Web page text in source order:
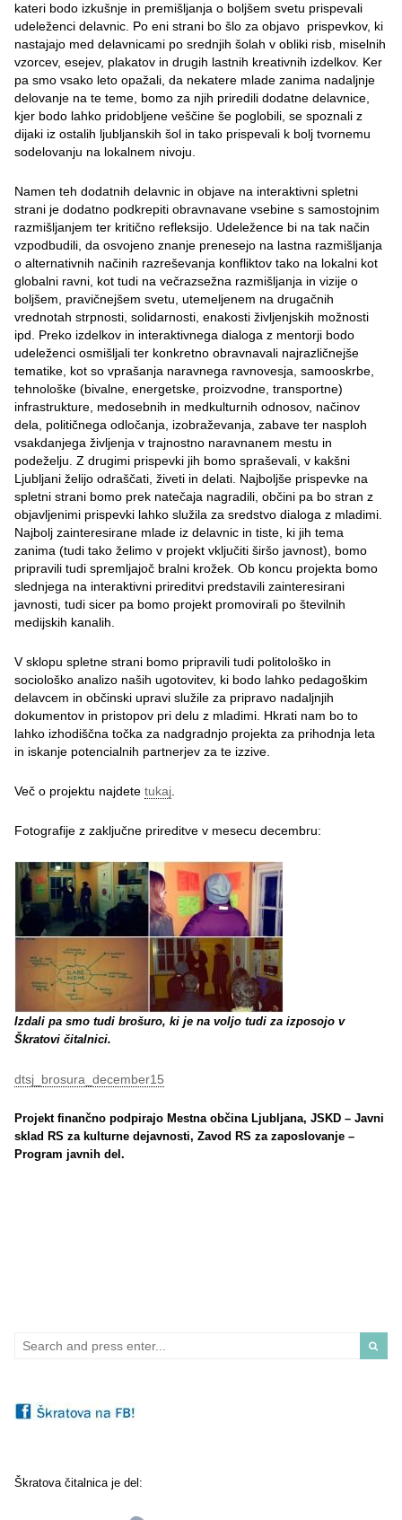
kateri bodo izkušnje in premišljanja o boljšem svetu prispevali
udeleženci delavnic. Po eni strani bo šlo za objavo prispevkov, ki
nastajajo med delavnicami po srednjih šolah v obliki risb, miselnih
vzorcev, esejev, plakatov in drugih lastnih kreativnih izdelkov. Ker
pa smo vsako leto opažali, da nekatere mlade zanima nadaljnje
delovanje na te teme, bomo za njih priredili dodatne delavnice,
kjer bodo lahko pridobljene veščine še poglobili, se spoznali z
dijaki iz ostalih ljubljanskih šol in tako prispevali k bolj tvornemu
sodelovanju na lokalnem nivoju.
Namen teh dodatnih delavnic in objave na interaktivni spletni
strani je dodatno podkrepiti obravnavane vsebine s samostojnim
razmišljanjem ter kritično refleksijo. Udeležence bi na tak način
vzpodbudili, da osvojeno znanje prenesejo na lastna razmišljanja
o alternativnih načinih razreševanja konfliktov tako na lokalni kot
globalni ravni, kot tudi na večrazsežna razmišljanja in vizije o
boljšem, pravičnejšem svetu, utemeljenem na drugačnih
vrednotah strpnosti, solidarnosti, enakosti življenjskih možnosti
ipd. Preko izdelkov in interaktivnega dialoga z mentorji bodo
udeleženci osmišljali ter konkretno obravnavali najrazličnejše
tematike, kot so vprašanja naravnega ravnovesja, samooskrbe,
tehnološke (bivalne, energetske, proizvodne, transportne)
infrastrukture, medosebnih in medkulturnih odnosov, načinov
dela, političnega odločanja, izobraževanja, zabave ter nasploh
vsakdanjega življenja v trajnostno naravnanem mestu in
podeželju. Z drugimi prispevki jih bomo spraševali, v kakšni
Ljubljani želijo odraščati, živeti in delati. Najboljše prispevke na
spletni strani bomo prek natečaja nagradili, občini pa bo stran z
objavljenimi prispevki lahko služila za sredstvo dialoga z mladimi.
Najbolj zainteresirane mlade iz delavnic in tiste, ki jih tema
zanima (tudi tako želimo v projekt vključiti širšo javnost), bomo
pripravili tudi spremljajoč bralni krožek. Ob koncu projekta bomo
slednjega na interaktivni prireditvi predstavili zainteresirani
javnosti, tudi sicer pa bomo projekt promovirali po številnih
medijskih kanalih.
V sklopu spletne strani bomo pripravili tudi politološko in
sociološko analizo naših ugotovitev, ki bodo lahko pedagoškim
delavcem in občinski upravi služile za pripravo nadaljnjih
dokumentov in pristopov pri delu z mladimi. Hkrati nam bo to
lahko izhodiščna točka za nadgradnjo projekta za prihodnja leta
in iskanje potencialnih partnerjev za te izzive.
Več o projektu najdete tukaj
Fotografije z zaključne prireditve v mesecu decembru:
Izdali pa smo tudi brošuro, ki je na voljo tudi za izposojo v
Škratovi čitalnici.
dtsj_brosura_december15
Projekt finančno podpirajo Mestna občina Ljubljana, JSKD – Javni
sklad RS za kulturne dejavnosti, Zavod RS za zaposlovanje –
Program javnih del.
Search
Škratova čitalnica je del: